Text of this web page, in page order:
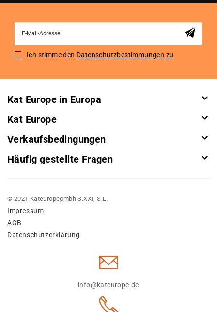
for
Ich stimme den Datenschutzbestimmungen zu
Kat Europe in Europa
Kat Europe
Verkaufsbedingungen
Häufig gestellte Fragen
© 2021 Kateuropegmbh S.XXI, S.L.
Impressum
AGB
Datenschutzerklärung
info@kateurope.de